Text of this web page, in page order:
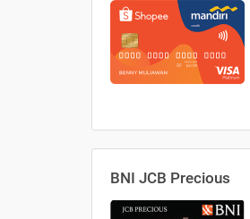
BNI JCB Precious